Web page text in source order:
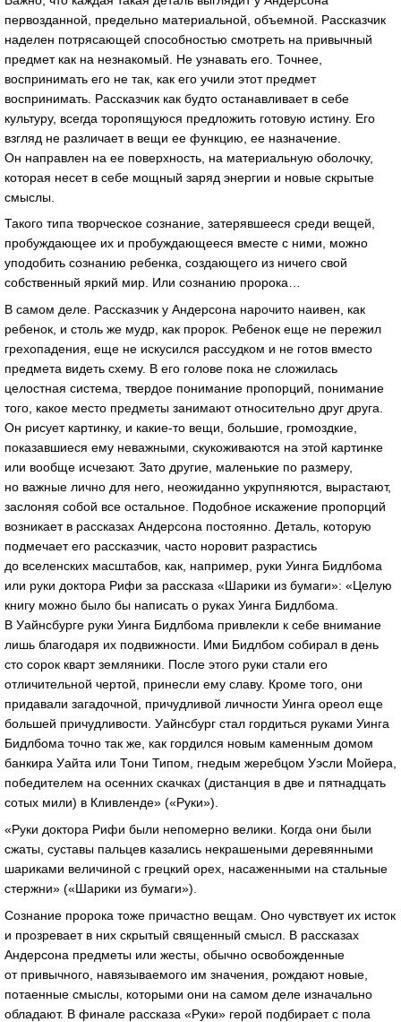
первозданной, предельно материальной, объемной. Рассказчик
наделен потрясающей способностью смотреть на привычный
предмет как на незнакомый. Не узнавать его. Точнее,
воспринимать его не так, как его учили этот предмет
воспринимать. Рассказчик как будто останавливает в себе
культуру, всегда торопящуюся предложить готовую истину. Его
взгляд не различает в вещи ее функцию, ее назначение.
Он направлен на ее поверхность, на материальную оболочку,
которая несет в себе мощный заряд энергии и новые скрытые
смыслы.
Такого типа творческое сознание, затерявшееся среди вещей,
пробуждающее их и пробуждающееся вместе с ними, можно
уподобить сознанию ребенка, создающего из ничего свой
собственный яркий мир. Или сознанию пророка…
В самом деле. Рассказчик у Андерсона нарочито наивен, как
ребенок, и столь же мудр, как пророк. Ребенок еще не пережил
грехопадения, еще не искусился рассудком и не готов вместо
предмета видеть схему. В его голове пока не сложилась
целостная система, твердое понимание пропорций, понимание
того, какое место предметы занимают относительно друг друга.
Он рисует картинку, и какие-то вещи, большие, громоздкие,
показавшиеся ему неважными, скукоживаются на этой картинке
или вообще исчезают. Зато другие, маленькие по размеру,
но важные лично для него, неожиданно укрупняются, вырастают,
заслоняя собой все остальное. Подобное искажение пропорций
возникает в рассказах Андерсона постоянно. Деталь, которую
подмечает его рассказчик, часто норовит разрастись
до вселенских масштабов, как, например, руки Уинга Бидлбома
или руки доктора Рифи за рассказа «Шарики из бумаги»: «Целую
книгу можно было бы написать о руках Уинга Бидлбома.
В Уайнсбурге руки Уинга Бидлбома привлекли к себе внимание
лишь благодаря их подвижности. Ими Бидлбом собирал в день
сто сорок кварт земляники. После этого руки стали его
отличительной чертой, принесли ему славу. Кроме того, они
придавали загадочной, причудливой личности Уинга ореол еще
большей причудливости. Уайнсбург стал гордиться руками Уинга
Бидлбома точно так же, как гордился новым каменным домом
банкира Уайта или Тони Типом, гнедым жеребцом Уэсли Мойера,
победителем на осенних скачках (дистанция в две и пятнадцать
сотых мили) в Кливленде» («Руки»).
«Руки доктора Рифи были непомерно велики. Когда они были
сжаты, суставы пальцев казались некрашеными деревянными
шариками величиной с грецкий орех, насаженными на стальные
стержни» («Шарики из бумаги»).
Сознание пророка тоже причастно вещам. Оно чувствует их исток
и прозревает в них скрытый священный смысл. В рассказах
Андерсона предметы или жесты, обычно освобожденные
от привычного, навязываемого им значения, рождают новые,
потаенные смыслы, которыми они на самом деле изначально
обладают. В финале рассказа «Руки» герой подбирает с пола